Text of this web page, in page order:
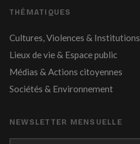
THÉMATIQUES
Cultures, Violences & Institutions
Lieux de vie & Espace public
Médias & Actions citoyennes
Sociétés & Environnement
NEWSLETTER MENSUELLE